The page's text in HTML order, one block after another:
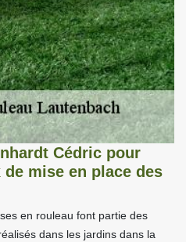
Cédric pour
mise en place des
en rouleau font partie des
dans les jardins dans la